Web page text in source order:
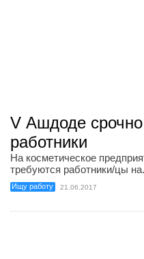
V Ашдоде
работники
На косметическое
требуются работники/цы
Ищу работу 21.06.2017